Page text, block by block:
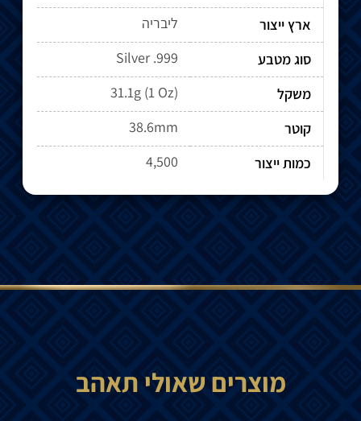
ארץ ייצור
ליבריה
סוג מטבע
Silver .999
משקל
31.1g (1 Oz)
קוטר
38.6mm
כמות ייצור
4,500
מוצרים שאולי תאהב